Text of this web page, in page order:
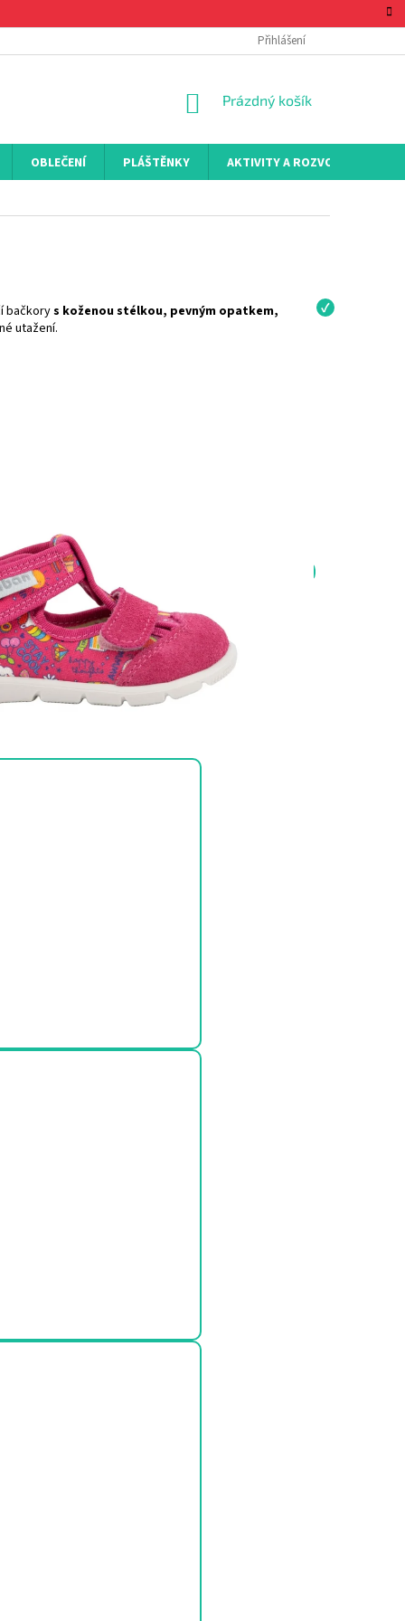
Přihlášení
NÁKUPNÍ
Prázdný košík
OBLEČENÍ PLÁŠTĚNKY AKTIVITY A ROZVOJ
bačkorys koženou stélkou, pevným opatkem,
utažení.